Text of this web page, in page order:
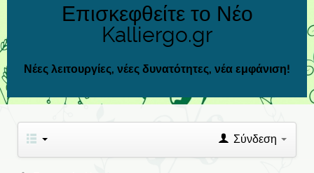
Επισκεφθείτε το Νέο
Kalliergo.gr
Νέες λειτουργίες, νέες δυνατότητες, νέα εμφάνιση!
Σύνδεση